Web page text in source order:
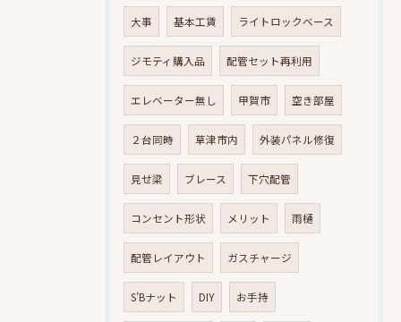
大事 基本工賃 ライトロックベース
ジモティ購入品 配管セット再利用
エレベーター無し 甲賀市 空き部屋
２台同時 草津市内 外装パネル修復
見せ梁 ブレース 下穴配管
コンセント形状 メリット 雨樋
配管レイアウト ガスチャージ
S’Bナット DIY お手持